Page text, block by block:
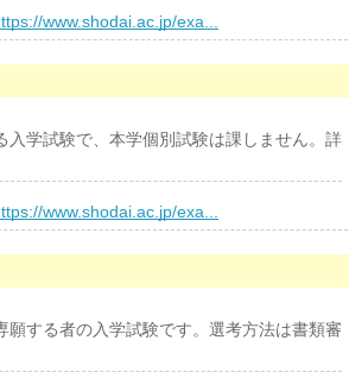
www.shodai.ac.jp/exa...
学試験で、本学個別試験は課しません。詳
www.shodai.ac.jp/exa...
する者の入学試験です。選考方法は書類審